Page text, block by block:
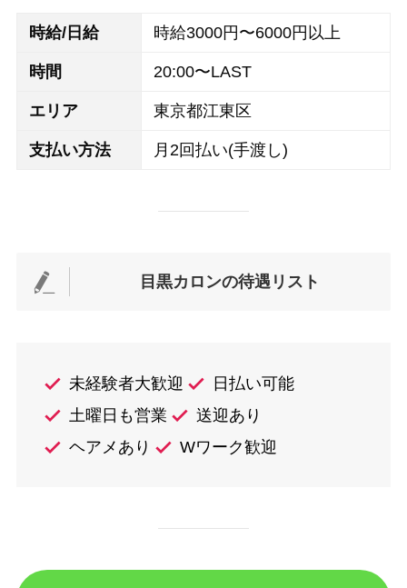
時給/日給 時給3000円〜6000円以上
時間 20:00〜LAST
エリア 東京都江東区
支払い方法 月2回払い(手渡し)
目黒カロンの待遇リスト
未経験者大歓迎
日払い可能
土曜日も営業
送迎あり
ヘアメあり
Wワーク歓迎